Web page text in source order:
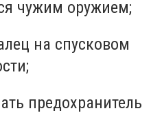
чужим оружием;
на спусковом
предохранитель